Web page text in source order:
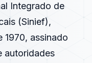
Integrado de
(Sinief),
1970, assinado
autoridades